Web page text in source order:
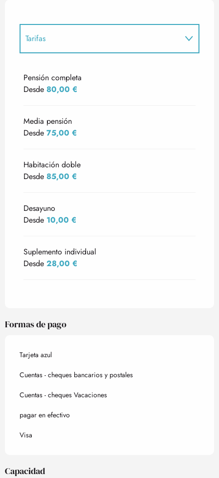
Tarifas
Pensión completa
Desde 80,00 €
Media pensión
Desde 75,00 €
Habitación doble
Desde 85,00 €
Desayuno
Desde 10,00 €
Suplemento individual
Desde 28,00 €
Formas de pago
Tarjeta azul
Cuentas - cheques bancarios y postales
Cuentas - cheques Vacaciones
pagar en efectivo
Visa
Capacidad